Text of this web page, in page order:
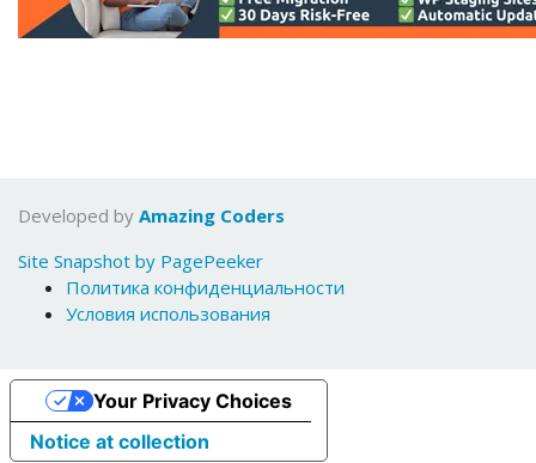
Developed by Amazing Coders
Site Snapshot by PagePeeker
Политика конфиденциальности
Условия использования
Notice at collection
Your Privacy Choices